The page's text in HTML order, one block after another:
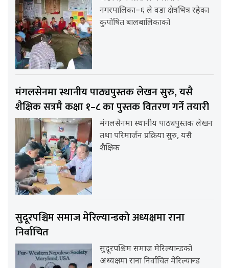
नगरपालिका–६ ले वडा क्षेत्रभित्र रहेका
कुपोषित बालबालिकाको
मंगलसेनमा स्थानीय पाठ्यपुस्तक लेखन सुरु, यसै
शैक्षिक सत्रमै कक्षा १–८ का पुस्तक वितरण गर्ने तयारी
मंगलसेनमा स्थानीय पाठ्यपुस्तक लेखन
तथा परिमार्जन प्रक्रिया सुरु, यसै
शैक्षिक
सुदूरपश्चिम समाज मेरिल्यान्डको अध्यक्षमा राना
निर्वाचित
सुदूरपश्चिम समाज मेरिल्यान्डको
अध्यक्षमा राना निर्वाचित मेरिल्यान्ड